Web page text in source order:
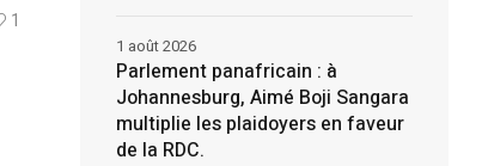
1
Parlement panafricain : à
Johannesburg, Aimé Boji Sangara
multiplie les plaidoyers en faveur
de la RDC.
1 août 2026